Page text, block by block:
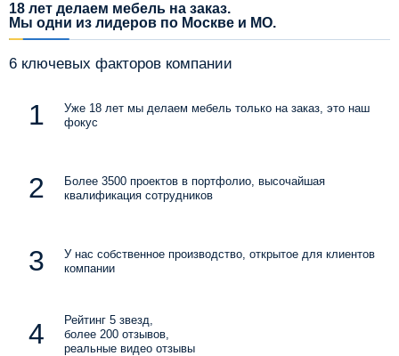
18 лет делаем мебель на заказ.
Мы одни из лидеров по Москве и МО.
6 ключевых факторов компании
Уже 18 лет мы делаем мебель только на заказ, это наш
фокус
Более 3500 проектов в портфолио, высочайшая
квалификация сотрудников
У нас собственное производство, открытое для клиентов
компании
Рейтинг 5 звезд,
более 200 отзывов,
реальные видео отзывы